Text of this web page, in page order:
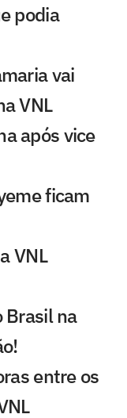
podia
vai
VNL
após vice
ficam
VNL
Brasil na
entre os